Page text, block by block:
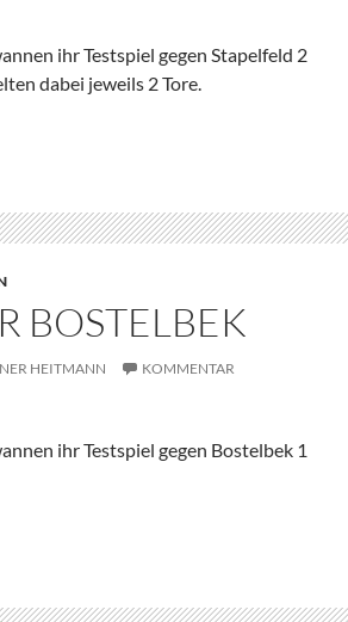
ihr Testspiel gegen Stapelfeld 2
dabei jeweils 2 Tore.
BOSTELBEK
HEITMANN
KOMMENTAR
ihr Testspiel gegen Bostelbek 1